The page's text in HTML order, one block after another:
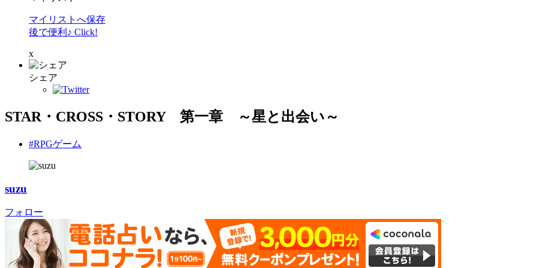
マイリストへ保存
後で便利♪ Click!
x
シェア
STAR・CROSS・STORY 第一章 ～星と出会い～
#RPGゲーム
suzu
フォロー